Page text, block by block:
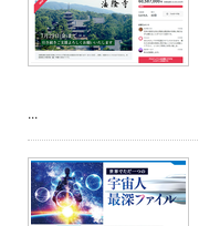
...